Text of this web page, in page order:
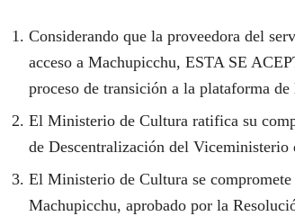
Considerando que la proveedora del
acceso a Machupicchu, ESTA SE
proceso de transición a la plataforma
El Ministerio de Cultura ratifica su
de Descentralización del
El Ministerio de Cultura se
Machupicchu, aprobado por la